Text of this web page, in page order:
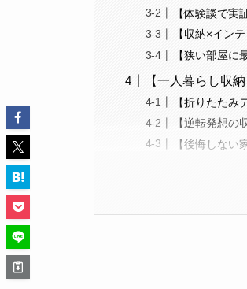
【体験談で
【収納×イン
【狭い部屋
【一人暮らし収
【折りたた
【逆転発想
【後悔しな